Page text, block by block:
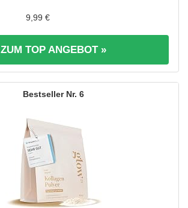
9,99 €
ZUM TOP ANGEBOT »
6